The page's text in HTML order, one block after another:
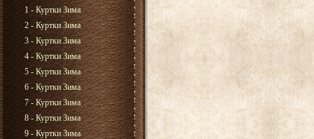
1 - Куртки Зима
2 - Куртки Зима
3 - Куртки Зима
4 - Куртки Зима
5 - Куртки Зима
6 - Куртки Зима
7 - Куртки Зима
8 - Куртки Зима
9 - Куртки Зима